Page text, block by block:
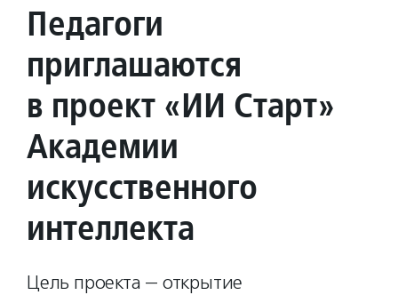
Педагоги
приглашаются
в проект «ИИ Старт»
Академии
искусственного
интеллекта
Цель проекта — открытие